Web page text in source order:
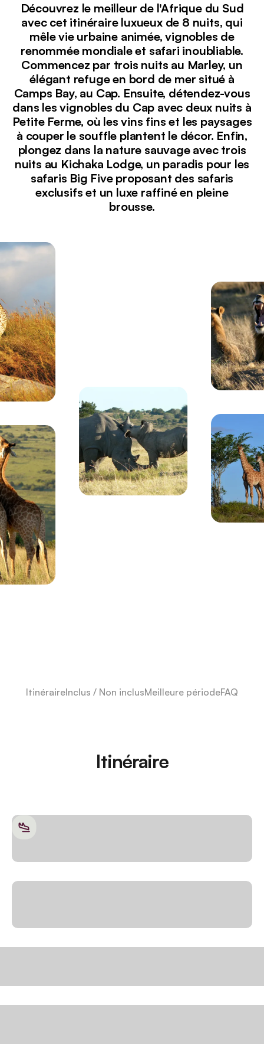
Découvrez le meilleur de l'Afrique du Sud
avec cet itinéraire luxueux de 8 nuits, qui
mêle vie urbaine animée, vignobles de
renommée mondiale et safari inoubliable.
Commencez par trois nuits au Marley, un
élégant refuge en bord de mer situé à
Camps Bay, au Cap. Ensuite, détendez-vous
dans les vignobles du Cap avec deux nuits à
Petite Ferme, où les vins fins et les paysages
à couper le souffle plantent le décor. Enfin,
plongez dans la nature sauvage avec trois
nuits au Kichaka Lodge, un paradis pour les
safaris Big Five proposant des safaris
exclusifs et un luxe raffiné en pleine
brousse.
ItinéraireInclus / Non inclusMeilleure périodeFAQ
Itinéraire